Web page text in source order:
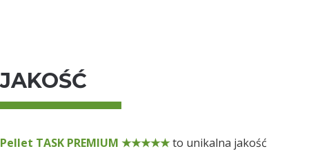
JAKOŚĆ
Pellet TASK PREMIUM ★★★★★to unikalna jakość